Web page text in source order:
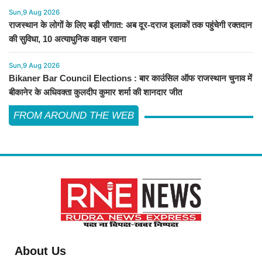
Sun,9 Aug 2026
राजस्थान के लोगों के लिए बड़ी सौगात: अब दूर-दराज इलाकों तक पहुंचेगी रक्तदान
की सुविधा, 10 अत्याधुनिक वाहन रवाना
Sun,9 Aug 2026
Bikaner Bar Council Elections : बार काउंसिल ऑफ राजस्थान चुनाव में
बीकानेर के अधिवक्ता कुलदीप कुमार शर्मा की शानदार जीत
FROM AROUND THE WEB
About Us